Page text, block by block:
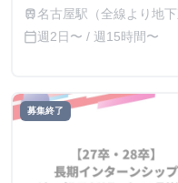
32階
train名古屋駅（全線より地下
calendar_today週2日〜 / 週15時間〜
募集終了